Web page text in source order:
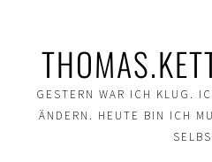
GESTERN WAR ICH KLUG.
ÄNDERN. HEUTE BIN ICH